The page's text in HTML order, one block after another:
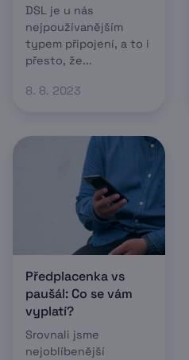
DSL je u nás
nejpoužívanějším
typem připojení, a to i
přesto, že...
8. 8. 2023
Předplacenka vs
paušál: Co se vám
vyplatí?
Srovnali jsme
nejoblíbenější